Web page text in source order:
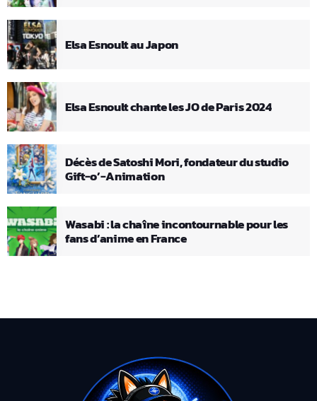
Elsa Esnoult au Japon
Elsa Esnoult chante les JO de Paris 2024
Décès de Satoshi Mori, fondateur du studio
Gift-o’-Animation
Wasabi : la chaîne incontournable pour les
fans d’anime en France